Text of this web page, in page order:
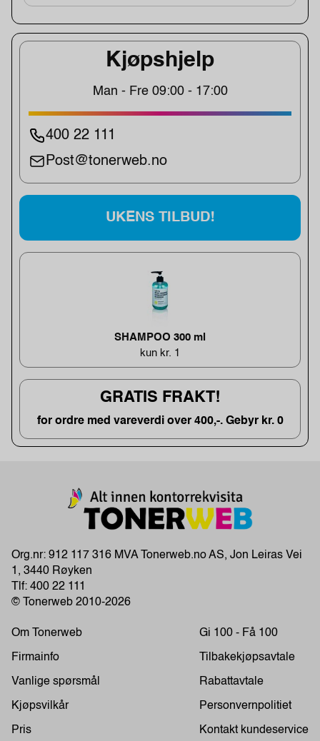
Kjøpshjelp
Man - Fre 09:00 - 17:00
400 22 111
Post@tonerweb.no
UKENS TILBUD!
SHAMPOO 300 ml
kun kr. 1
GRATIS FRAKT!
for ordre med vareverdi over 400,-. Gebyr kr. 0
Org.nr: 912 117 316 MVA Tonerweb.no AS, Jon Leiras Vei
1, 3440 Røyken
Tlf: 400 22 111
© Tonerweb 2010-2026
Om Tonerweb
Firmainfo
Vanlige spørsmål
Kjøpsvilkår
Pris
Gi 100 - Få 100
Tilbakekjøpsavtale
Rabattavtale
Personvernpolitiet
Kontakt kundeservice